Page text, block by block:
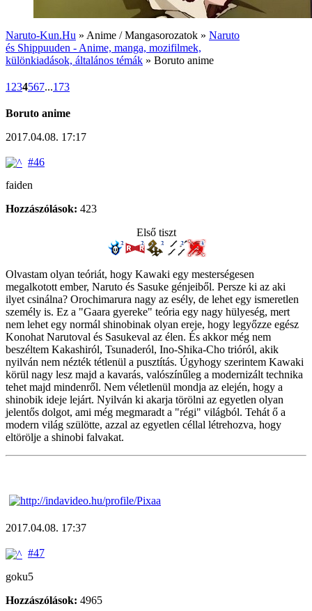
Naruto-Kun.Hu » Anime / Mangasorozatok » Naruto
és Shippuuden - Anime, manga, mozifilmek,
különkiadások, általános témák » Boruto anime
1 234567...173
Boruto anime
2017.04.08. 17:17
#46
faiden
Hozzászólások: 423
Első tiszt
Olvastam olyan teóriát, hogy Kawaki egy mesterségesen
megalkotott ember, Naruto és Sasuke génjeiből. Persze ki az aki
ilyet csinálna? Orochimarura nagy az esély, de lehet egy ismeretlen
személy is. Ez a "Gaara gyereke" teória egy nagy hülyeség, mert
nem lehet egy normál shinobinak olyan ereje, hogy legyőzze egész
Konohat Narutoval és Sasukeval az élen. És akkor még nem
beszéltem Kakashiról, Tsunaderól, Ino-Shika-Cho trióról, akik
nyilván nem nézték tétlenül a pusztítás. Úgyhogy szerintem Kawaki
körül nagy lesz majd a kavarás, valószínűleg a modernizált technika
tehet majd mindenről. Nem véletlenül mondja az elején, hogy a
shinobik ideje lejárt. Nyilván ki akarja törölni az egyetlen olyan
jelentős dolgot, ami még megmaradt a "régi" világból. Tehát ő a
modern világ szülötte, azzal az egyetlen céllal létrehozva, hogy
eltörölje a shinobi falvakat.
2017.04.08. 17:37
#47
goku5
Hozzászólások: 4965